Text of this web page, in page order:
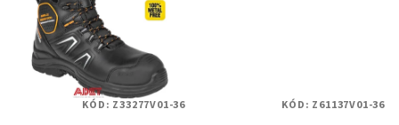
KÓD: Z33277V01-36 KÓD: Z61137V01-36